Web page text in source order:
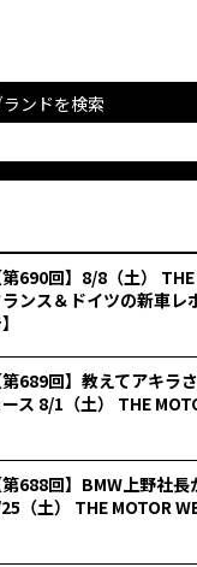
ンドを検索
第690回】8/8（土）
ンス＆ドイツの新車レ
第689回】教えてアキラ
ース 8/1（土） THE
第688回】BMW上野社長
（土） THE MOTOR